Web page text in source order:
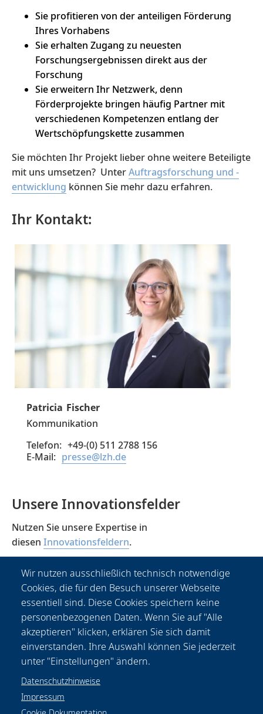
Sie profitieren von der anteiligen Förderung
Ihres Vorhabens
Sie erhalten Zugang zu neuesten
Forschungsergebnissen direkt aus der
Forschung
Sie erweitern Ihr Netzwerk, denn
Förderprojekte bringen häufig Partner mit
verschiedenen Kompetenzen entlang der
Wertschöpfungskette zusammen
Sie möchten Ihr Projekt lieber ohne weitere Beteiligte
mit uns umsetzen? UnterAuftragsforschung und -
entwicklung können Sie mehr dazu erfahren.
Ihr Kontakt:
Patricia Fischer
Kommunikation
+49-(0) 511 2788 156
presse@lzh.de
Unsere Innovationsfelder
Nutzen Sie unsere Expertise in
diesen Innovationsfeldern.
Smarte Photonik
Wir nutzen ausschließlich technisch notwendige
Cookies, die für den Besuch unserer Webseite
essentiell sind. Diese Cookies speichern keine
personenbezogenen Daten. Wenn Sie auf "Alle
akzeptieren" klicken, erklären Sie sich damit
einverstanden. Ihre Auswahl können Sie jederzeit
unter "Einstellungen" ändern.
Datenschutzhinweise
Impressum